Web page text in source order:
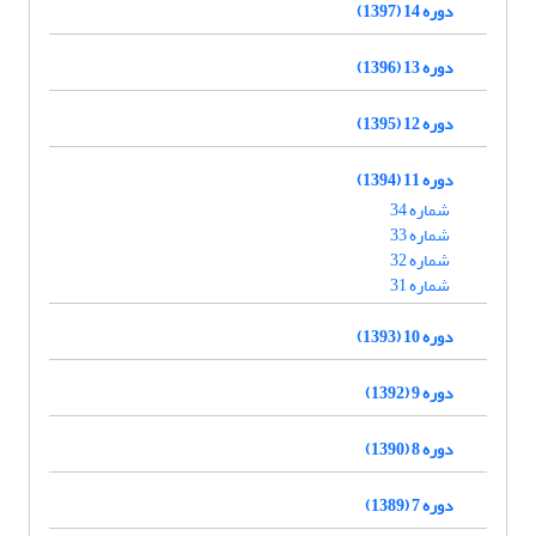
دوره 14 (1397)
دوره 13 (1396)
دوره 12 (1395)
دوره 11 (1394)
شماره 34
شماره 33
شماره 32
شماره 31
دوره 10 (1393)
دوره 9 (1392)
دوره 8 (1390)
دوره 7 (1389)